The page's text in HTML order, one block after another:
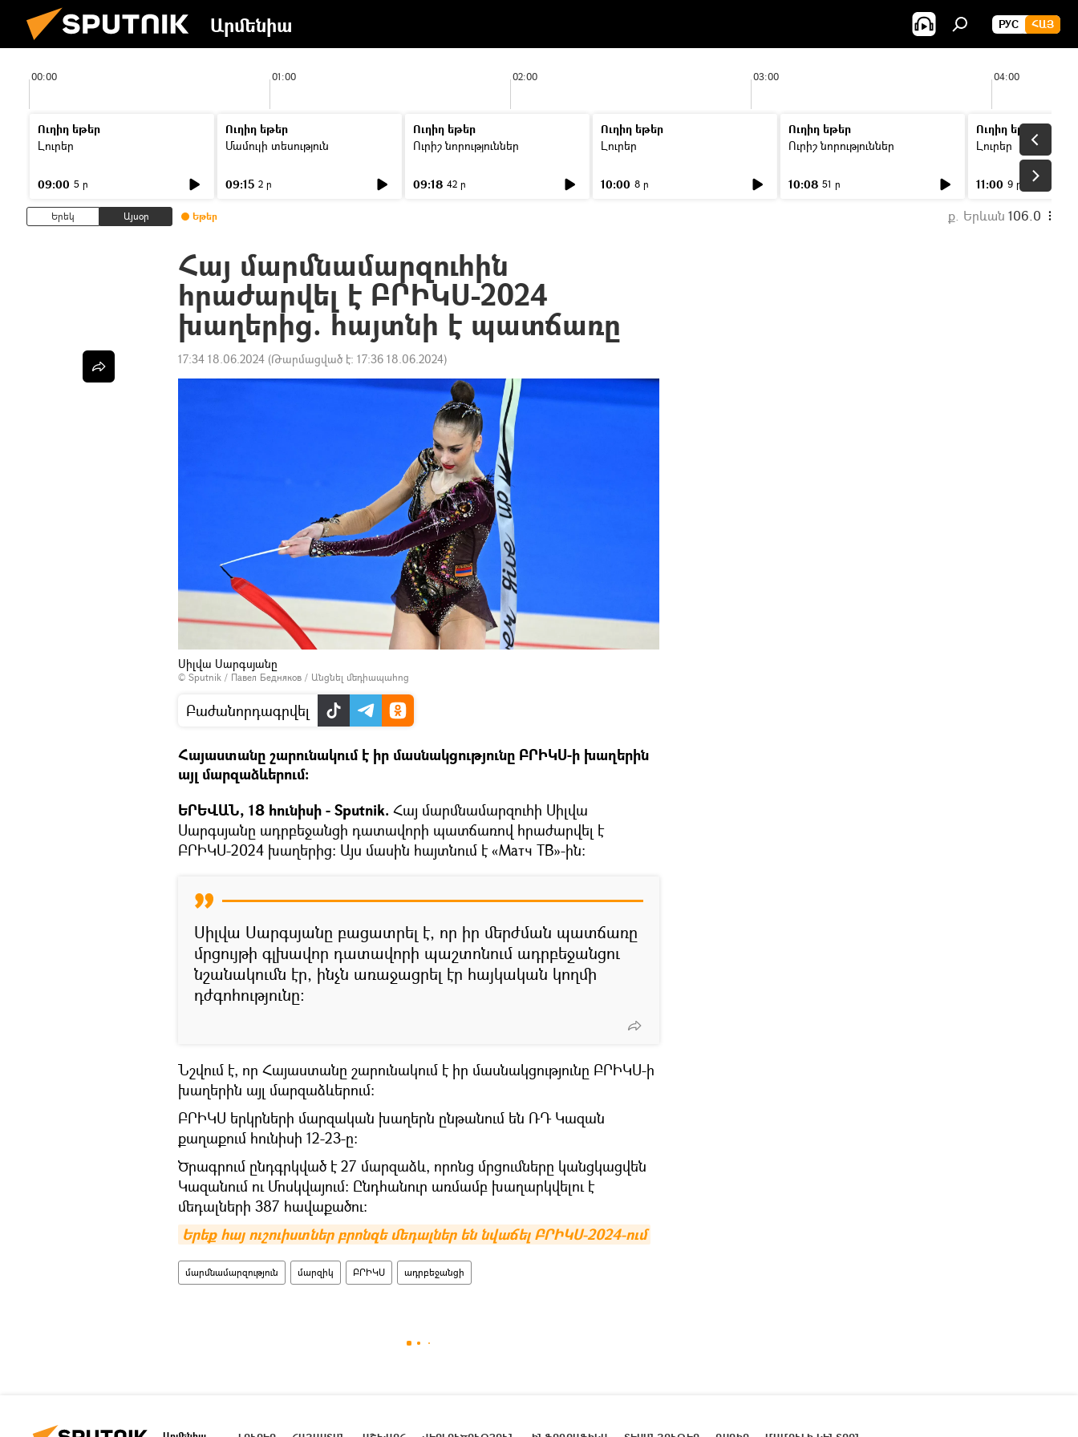
Արմենիա РУС ՀԱՅ
00:00 01:00 02:00 03:00 04:00
Ուղիղ եթեր
Լուրեր
09:00 5 ր
Ուղիղ եթեր
Մամուլի տեսություն
09:15 2 ր
Ուղիղ եթեր
Ուրիշ նորություններ
09:18 42 ր
Ուղիղ եթեր
Լուրեր
10:00 8 ր
Ուղիղ եթեր
Ուրիշ նորություններ
10:08 51 ր
Ուղիղ եթեր
Լուրեր
11:00 9 ր
Երեկ Այսօր Եթեր ք. Երևան 106.0
Հայ մարմնամարզուհին
հրաժարվել է ԲՐԻԿՍ-2024
խաղերից. հայտնի է պատճառը
17:34 18.06.2024 (Թարմացված է: 17:36 18.06.2024)
Սիլվա Սարգսյանը
© Sputnik / Павел Бедняков / Անցնել մեդիապահոց
Բաժանորդագրվել
Հայաստանը շարունակում է իր մասնակցությունը ԲՐԻԿՍ-ի խաղերին
այլ մարզաձևերում։
ԵՐԵՎԱՆ, 18 հունիսի - Sputnik. Հայ մարմնամարզուհի Սիլվա
Սարգսյանը ադրբեջանցի դատավորի պատճառով հրաժարվել է
ԲՐԻԿՍ-2024 խաղերից։ Այս մասին հայտնում է «Матч ТВ»-ին։
Սիլվա Սարգսյանը բացատրել է, որ իր մերժման պատճառը
մրցույթի գլխավոր դատավորի պաշտոնում ադրբեջանցու
նշանակումն էր, ինչն առաջացրել էր հայկական կողմի
դժգոհությունը։
Նշվում է, որ Հայաստանը շարունակում է իր մասնակցությունը ԲՐԻԿՍ-ի
խաղերին այլ մարզաձևերում։
ԲՐԻԿՍ երկրների մարզական խաղերն ընթանում են ՌԴ Կազան
քաղաքում հունիսի 12-23-ը։
Ծրագրում ընդգրկված է 27 մարզաձև, որոնց մրցումները կանցկացվեն
Կազանում ու Մոսկվայում: Ընդհանուր առմամբ խաղարկվելու է
մեդալների 387 հավաքածու:
Երեք հայ ուշուիստներ բրոնզե մեդալներ են նվաճել ԲՐԻԿՍ-2024-ում
մարմնամարզություն մարզիկ ԲՐԻԿՍ ադրբեջանցի